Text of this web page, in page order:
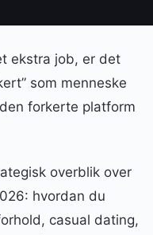
ekstra job, er det
som menneske
forkerte platform
overblik over
hvordan du
casual dating,